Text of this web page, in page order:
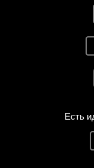
Есть